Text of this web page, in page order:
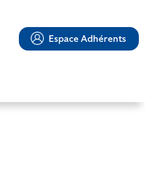
Espace Adhérents